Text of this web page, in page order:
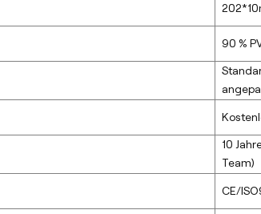
90 %
10
Team)
CE/